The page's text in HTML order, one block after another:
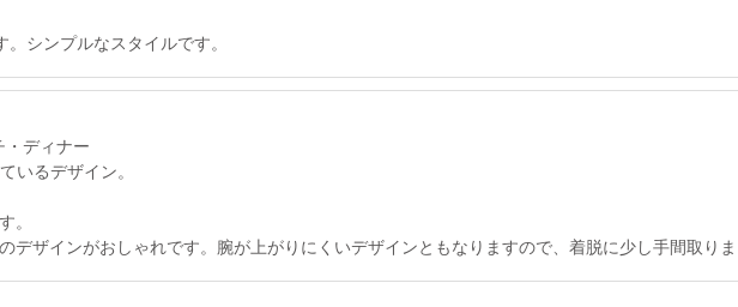
シンプルなスタイルです。
・ディナー
いるデザイン。
。
デザインがおしゃれです。腕が上がりにくいデザインともなりますので、着脱に少し手間取り